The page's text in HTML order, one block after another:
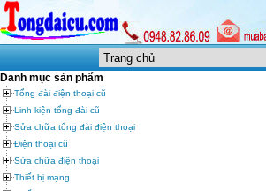
Danh mục sản phẩm
Tổng đài điện thoại cũ
Linh kiện tổng đài cũ
Sửa chữa tổng đài điện thoại
Điện thoại cũ
Sửa chữa điện thoại
Thiết bị mạng